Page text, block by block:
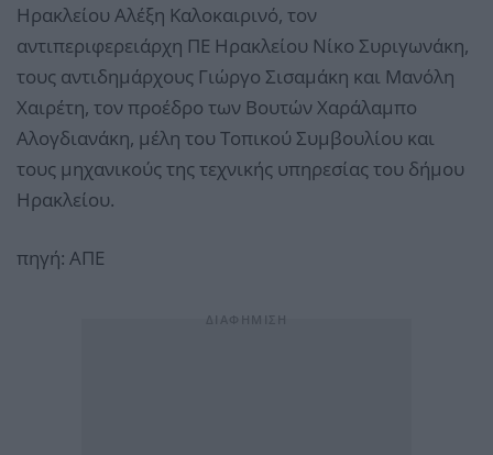
Ηρακλείου Αλέξη Καλοκαιρινό, τον
αντιπεριφερειάρχη ΠΕ Ηρακλείου Νίκο Συριγωνάκη,
τους αντιδημάρχους Γιώργο Σισαμάκη και Μανόλη
Χαιρέτη, τον προέδρο των Βουτών Χαράλαμπο
Αλογδιανάκη, μέλη του Τοπικού Συμβουλίου και
τους μηχανικούς της τεχνικής υπηρεσίας του δήμου
Ηρακλείου.
πηγή: ΑΠΕ